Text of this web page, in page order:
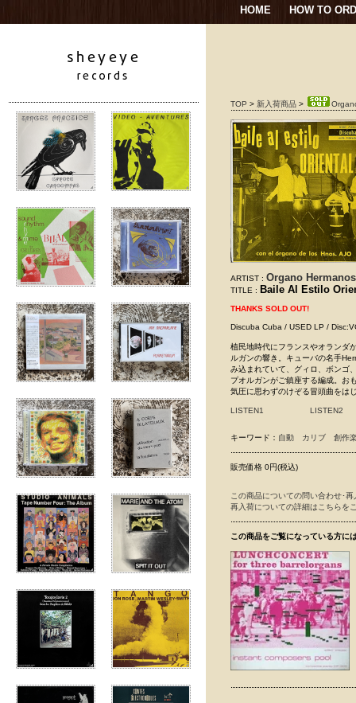
HOME HOW TO
TOP > 新入荷商品 >
ARTIST : Organo
TITLE : Baile Al Estilo
THANKS SOLD OUT!
Discuba Cuba / USED LP /
植民地時代にフランスやオランダ
ルガンの響き。キューバの名手
み込まれていて、グィロ、ボンゴ
プオルガンがご鎮座する編成。お
気圧に思わずのけぞる冒頭曲をは
LISTEN1 LISTEN2
キーワード： 自動 カリブ 創作
販売価格 0円(税込)
この商品についての問い合わせ･
再入荷についての詳細はこちらを
この商品をご覧になっている方に